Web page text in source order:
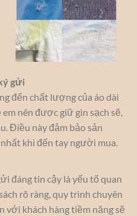
gửi
đến chất lượng của áo dài
nên được giữ gìn sạch sẽ,
Điều này đảm bảo sản
khi đến tay người mua.
đáng tin cậy là yếu tố quan
rõ ràng, quy trình chuyên
với khách hàng tiềm năng sẽ